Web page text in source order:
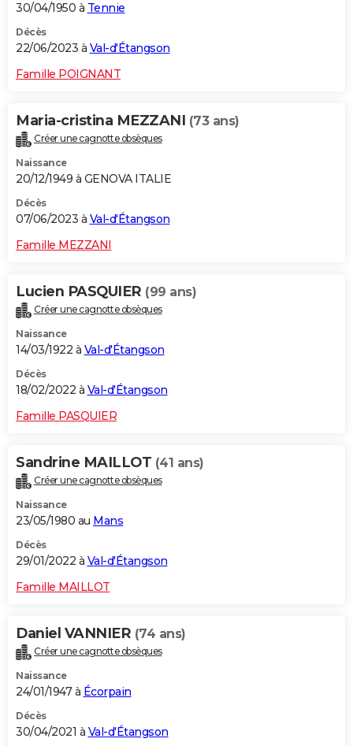
30/04/1950 à Tennie
Décès
22/06/2023 à Val-d'Étangson
Famille POIGNANT
Maria-cristina MEZZANI (73 ans)
Créer une cagnotte obsèques
Naissance
20/12/1949 à GENOVA ITALIE
Décès
07/06/2023 à Val-d'Étangson
Famille MEZZANI
Lucien PASQUIER (99 ans)
Créer une cagnotte obsèques
Naissance
14/03/1922 à Val-d'Étangson
Décès
18/02/2022 à Val-d'Étangson
Famille PASQUIER
Sandrine MAILLOT (41 ans)
Créer une cagnotte obsèques
Naissance
23/05/1980 au Mans
Décès
29/01/2022 à Val-d'Étangson
Famille MAILLOT
Daniel VANNIER (74 ans)
Créer une cagnotte obsèques
Naissance
24/01/1947 à Écorpain
Décès
30/04/2021 à Val-d'Étangson